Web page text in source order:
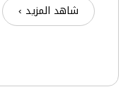
شاهد المزيد ›